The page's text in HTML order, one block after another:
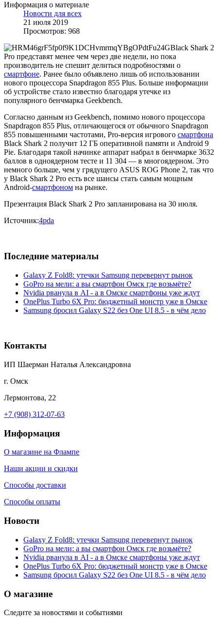
Информация о материале
Новости для всех
21 июля 2019
Просмотров: 968
Black Shark 2
Pro представят менее чем через две недели, но пока
производитель не спешит делиться подробностями о
смартфоне. Ранее было объявлено лишь об использовании
нового процессора Snapdragon 855 Plus. Больше информации
об устройстве стало известно благодаря утечке из
популярного бенчмарка Geekbench.
Согласно данным из Geekbench, помимо нового процессора
Snapdragon 855 Plus, отличающегося от обычного Snapdragon
855 повышенными частотами, Pro-версия игрового смартфона
Black Shark 2 получит 12 ГБ оперативной памяти и Android 9
Pie. Благодаря такой начинке аппарат набрал в бенчмарке 3632
баллов в одноядерном тесте и 11 304 — в многоядерном. Это
немного больше, чем у грядущего ASUS ROG Phone 2, так что
у Black Shark 2 Pro есть все шансы стать самым мощным
Android-смартфоном на рынке.
Презентация Black Shark 2 Pro запланирована на 30 июля.
Источник:4pda
Последние материалы
Galaxy Z Fold8: утечки Samsung перевернут рынок
GoPro на мели: а вы смартфон Омск где возьмёте?
Nvidia рванула в AI - а в Омске смартфоны уже ждут
OnePlus Turbo 6X Pro: бюджетный монстр уже в Омске
Samsung бросил Galaxy S22 без One UI 8.5 - в чём дело
Контакты
ИП Шаерман Наталья Александровна
г. Омск
Лермонтова, 22
+7 (908) 312-07-63
Информация
О магазине на Флампе
Наши акции и скидки
Способы доставки
Способы оплаты
Новости
Galaxy Z Fold8: утечки Samsung перевернут рынок
GoPro на мели: а вы смартфон Омск где возьмёте?
Nvidia рванула в AI - а в Омске смартфоны уже ждут
OnePlus Turbo 6X Pro: бюджетный монстр уже в Омске
Samsung бросил Galaxy S22 без One UI 8.5 - в чём дело
О магазине
Следите за новостями и событиями